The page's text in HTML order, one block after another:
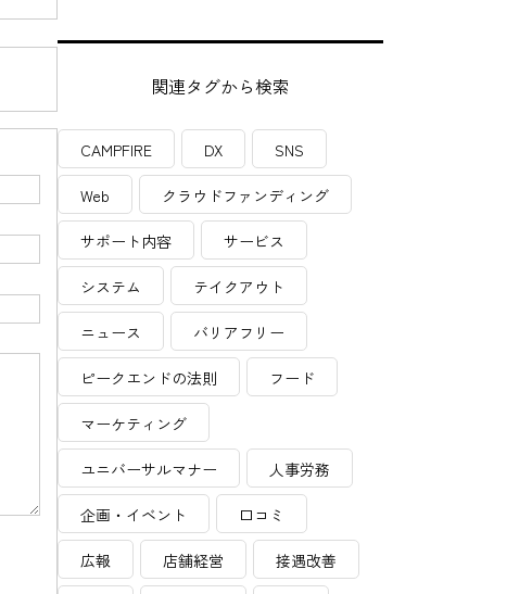
関連タグから検索
CAMPFIRE DX SNS
Web クラウドファンディング
サポート内容 サービス
システム テイクアウト
ニュース バリアフリー
ピークエンドの法則 フード
マーケティング
ユニバーサルマナー 人事労務
企画・イベント 口コミ
広報 店舗経営 接遇改善